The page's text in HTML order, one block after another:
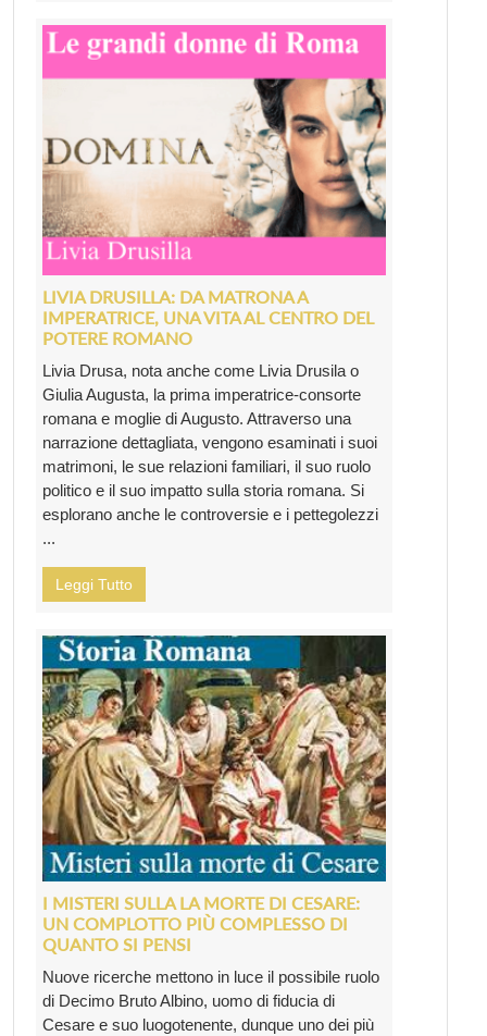
LIVIA DRUSILLA: DA MATRONA A
IMPERATRICE, UNA VITA AL CENTRO DEL
POTERE ROMANO
Livia Drusa, nota anche come Livia Drusila o
Giulia Augusta, la prima imperatrice-consorte
romana e moglie di Augusto. Attraverso una
narrazione dettagliata, vengono esaminati i suoi
matrimoni, le sue relazioni familiari, il suo ruolo
politico e il suo impatto sulla storia romana. Si
esplorano anche le controversie e i pettegolezzi
...
Leggi Tutto
I MISTERI SULLA LA MORTE DI CESARE:
UN COMPLOTTO PIÙ COMPLESSO DI
QUANTO SI PENSI
Nuove ricerche mettono in luce il possibile ruolo
di Decimo Bruto Albino, uomo di fiducia di
Cesare e suo luogotenente, dunque uno dei più